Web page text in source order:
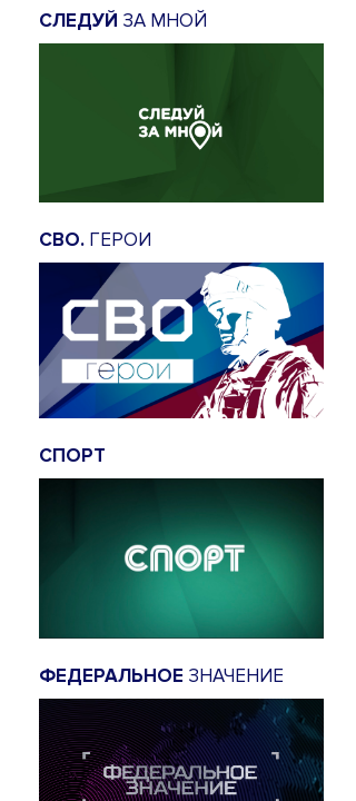
СЛЕДУЙ ЗА МНОЙ
СВО. ГЕРОИ
СПОРТ
ФЕДЕРАЛЬНОЕ ЗНАЧЕНИЕ